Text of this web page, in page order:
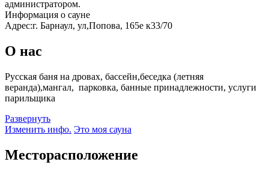
администратором.
Информация о сауне
Адрес:г. Барнаул, ул,Попова, 165е к33/70
О нас
Русская баня на дровах, бассейн,беседка (летняя
веранда),мангал, парковка, банные принадлежности, услуги
парильщика
Развернуть
Изменить инфо. Это моя сауна
Месторасположение